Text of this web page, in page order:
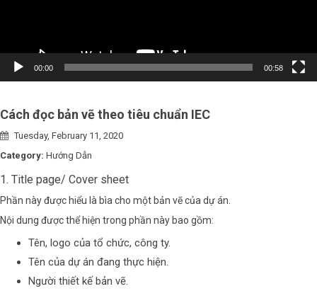
00:00 00:58
Cách đọc bản vẽ theo tiêu chuẩn IEC
Tuesday, February 11, 2020
Category: Hướng Dẫn
1. Title page/ Cover sheet
Phần này được hiểu là bìa cho một bản vẽ của dự án.
Nội dung được thể hiện trong phần này bao gồm:
Tên, logo của tổ chức, công ty.
Tên của dự án đang thực hiện.
Người thiết kế bản vẽ.